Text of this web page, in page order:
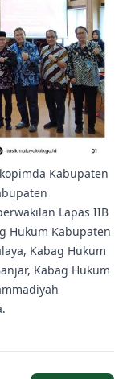
Kabupaten
Lapas IIB
Hukum Kabupaten
Kabag Hukum
Kabag Hukum